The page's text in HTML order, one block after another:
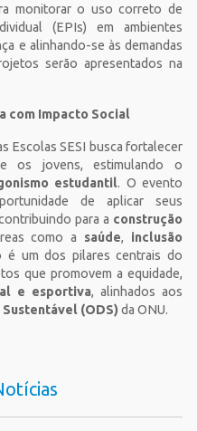
monitorar o uso correto de
(EPIs) em ambientes
e alinhando-se às demandas
serão apresentados na
com Impacto Social
Escolas SESI busca fortalecer
os jovens, estimulando o
estudantil. O evento
de aplicar seus
para a construção
como a saúde, inclusão
é um dos pilares centrais do
que promovem a equidade,
e esportiva, alinhados aos
(ODS)da ONU.